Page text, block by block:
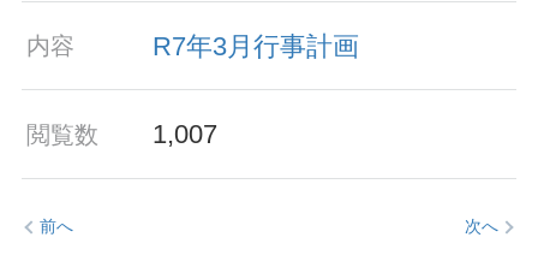
内容 R7年3月行事計画
閲覧数 1,007
前へ 次へ